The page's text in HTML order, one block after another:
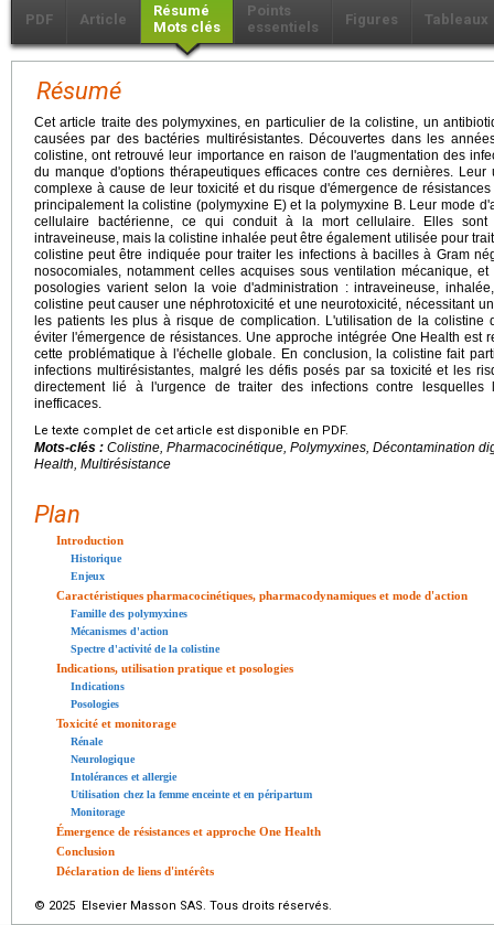
PDF Article
Résumé
Mots clés
Points
essentiels
Figures Tableaux
Résumé
Cet article traite des polymyxines, en particulier de la colistine, un
causées par des bactéries multirésistantes. Découvertes dans les
colistine, ont retrouvé leur importance en raison de l'augmentation des
du manque d'options thérapeutiques efficaces contre ces dernières.
complexe à cause de leur toxicité et du risque d'émergence de
principalement la colistine (polymyxine E) et la polymyxine B. Leur mode
cellulaire bactérienne, ce qui conduit à la mort cellulaire. Elles sont
intraveineuse, mais la colistine inhalée peut être également utilisée pour
colistine peut être indiquée pour traiter les infections à bacilles à Gram
nosocomiales, notamment celles acquises sous ventilation mécanique,
posologies varient selon la voie d'administration : intraveineuse,
colistine peut causer une néphrotoxicité et une neurotoxicité, nécessitant
les patients les plus à risque de complication. L'utilisation de la colistine
éviter l'émergence de résistances. Une approche intégrée One Health est
cette problématique à l'échelle globale. En conclusion, la colistine fait
infections multirésistantes, malgré les défis posés par sa toxicité et les
directement lié à l'urgence de traiter des infections contre lesquelles
inefficaces.
Le texte complet de cet article est disponible en PDF.
Mots-clés : Colistine, Pharmacocinétique, Polymyxines, Décontamination
Health, Multirésistance
Plan
Introduction
Historique
Enjeux
Caractéristiques pharmacocinétiques, pharmacodynamiques et mode d'action
Famille des polymyxines
Mécanismes d'action
Spectre d'activité de la colistine
Indications, utilisation pratique et posologies
Indications
Posologies
Toxicité et monitorage
Rénale
Neurologique
Intolérances et allergie
Utilisation chez la femme enceinte et en péripartum
Monitorage
Émergence de résistances et approche One Health
Conclusion
Déclaration de liens d'intérêts
© 2025 Elsevier Masson SAS. Tous droits réservés.